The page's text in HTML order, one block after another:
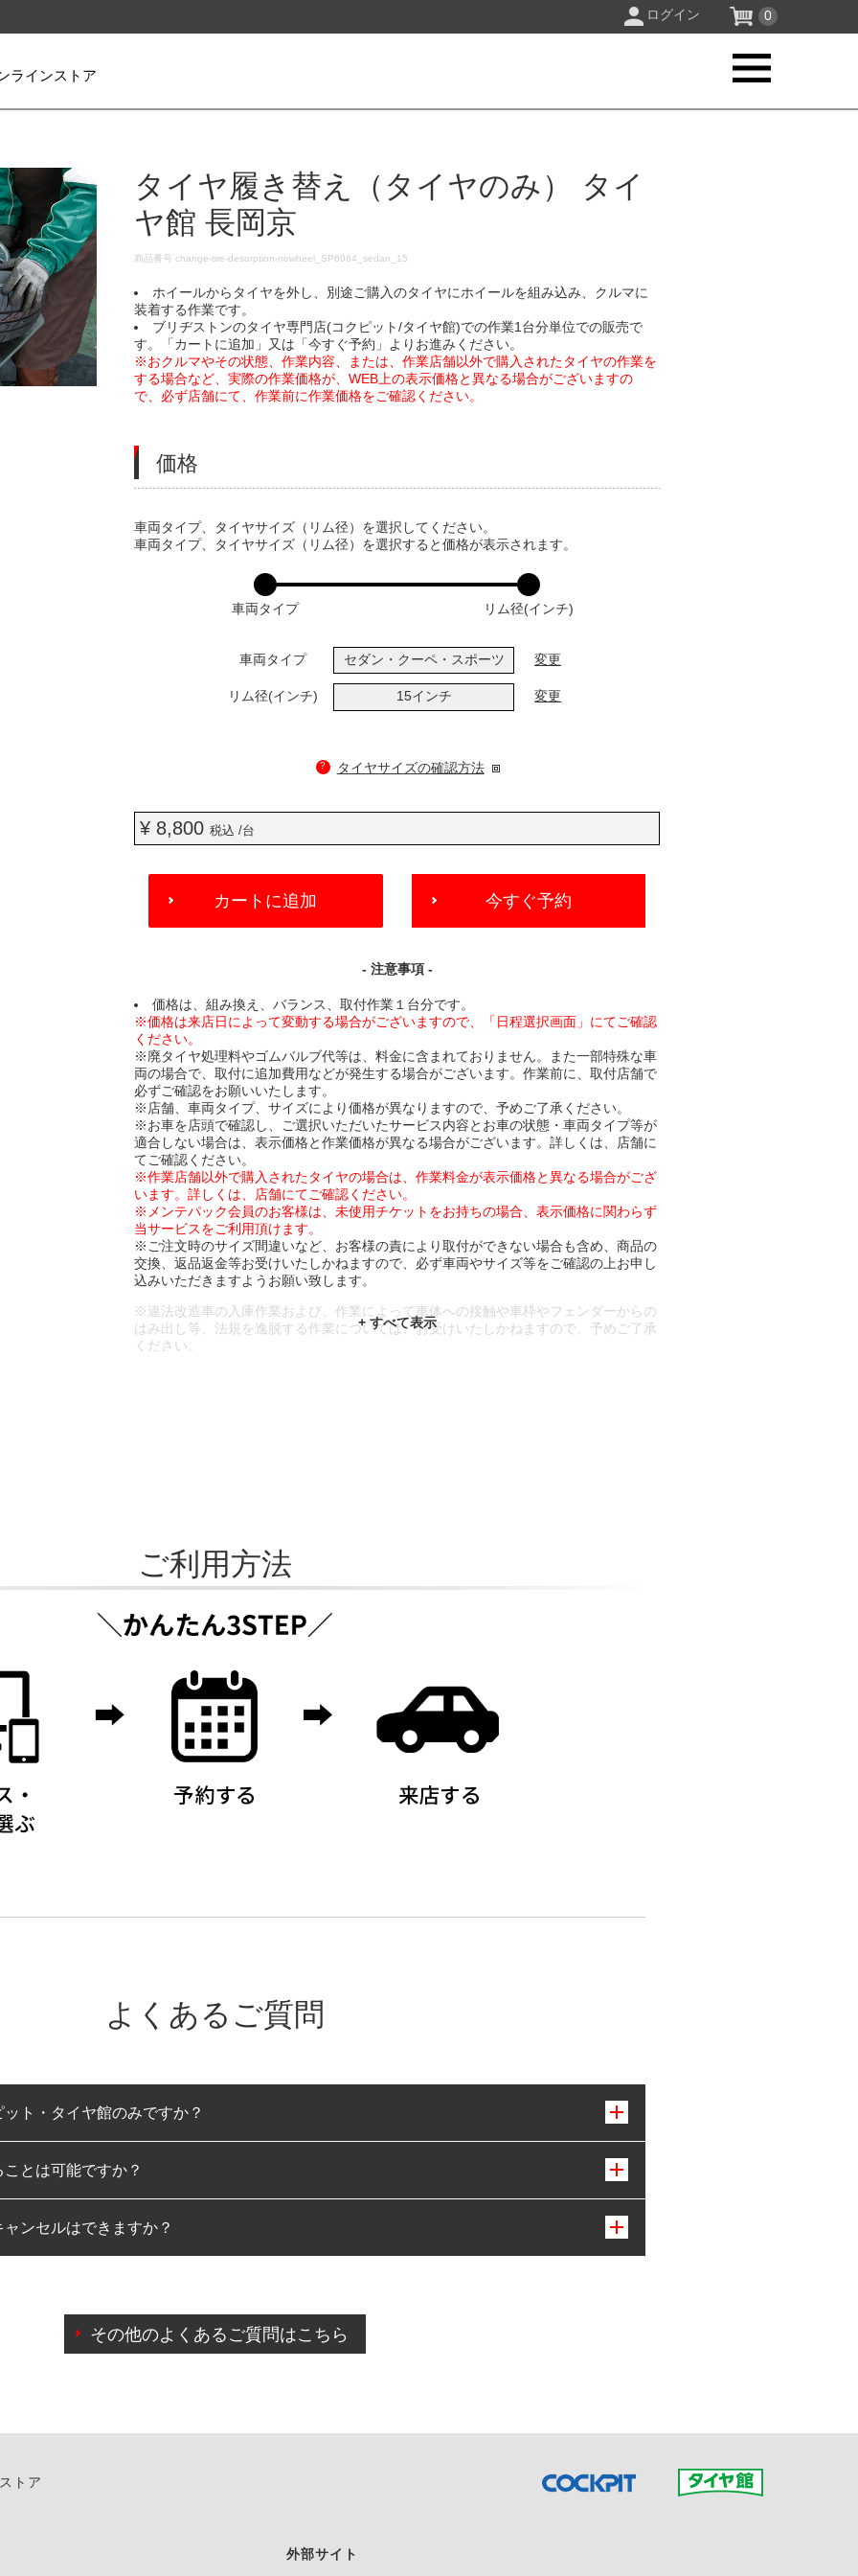
ログイン 0
ラインストア
タイヤ履き替え（タイヤのみ） タイ
ヤ館 長岡京
DETAILS
商品番号change-tire-desorption-nowheel_SP6064_sedan_15
ホイールからタイヤを外し、別途ご購入のタイヤにホイールを組み込み、クルマに
装着する作業です。
ブリヂストンのタイヤ専門店(コクピット/タイヤ館)での作業1台分単位での販売で
す。「カートに追加」又は「今すぐ予約」よりお進みください。
※おクルマやその状態、作業内容、または、作業店舗以外で購入されたタイヤの作業を
する場合など、実際の作業価格が、WEB上の表示価格と異なる場合がございますの
で、必ず店舗にて、作業前に作業価格をご確認ください。
価格
VARIATIONS
車両タイプ、タイヤサイズ（リム径）を選択してください。
車両タイプ、タイヤサイズ（リム径）を選択すると価格が表示されます。
車両タイプ リム径(インチ)
車両タイプ セダン・クーペ・スポーツ 変更
リム径(インチ) 15インチ 変更
? タイヤサイズの確認方法
¥ 8,800税込 /台
ADD
CART
カートに追加 今すぐ予約
- 注意事項 -
価格は、組み換え、バランス、取付作業１台分です。
※価格は来店日によって変動する場合がございますので、「日程選択画面」にてご確認
ください。
※廃タイヤ処理料やゴムバルブ代等は、料金に含まれておりません。また一部特殊な車
両の場合で、取付に追加費用などが発生する場合がございます。作業前に、取付店舗で
必ずご確認をお願いいたします。
※店舗、車両タイプ、サイズにより価格が異なりますので、予めご了承ください。
※お車を店頭で確認し、ご選択いただいたサービス内容とお車の状態・車両タイプ等が
適合しない場合は、表示価格と作業価格が異なる場合がございます。詳しくは、店舗に
てご確認ください。
※作業店舗以外で購入されたタイヤの場合は、作業料金が表示価格と異なる場合がござ
います。詳しくは、店舗にてご確認ください。
※メンテパック会員のお客様は、未使用チケットをお持ちの場合、表示価格に関わらず
当サービスをご利用頂けます。
※ご注文時のサイズ間違いなど、お客様の責により取付ができない場合も含め、商品の
交換、返品返金等お受けいたしかねますので、必ず車両やサイズ等をご確認の上お申し
込みいただきますようお願い致します。
※違法改造車の入庫作業および、作業によって車体への接触や車枠やフェンダーからの
はみ出し等、法規を逸脱する作業については、お受けいたしかねますので、予めご了承
ください。
ご利用方法
よくあるご質問
ト・タイヤ館のみですか？
みとなります。
とは可能ですか？
可能です。
ンセルはできますか？
によりご予約のキャンセルをご希望の際は、直接ご予約いただいた店舗へご連絡くださ
その他のよくあるご質問はこちら
トア
外部サイト